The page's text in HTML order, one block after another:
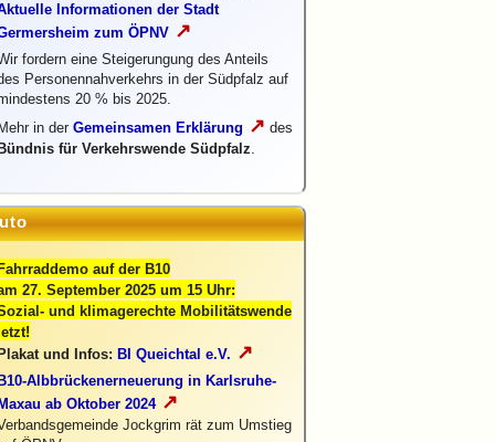
Informationen der Stadt
zum ÖPNV ↗
fordern eine Steigerungung des Anteils
Personennahverkehrs in der Südpfalz auf
20 % bis 2025.
in der Gemeinsamen Erklärung ↗ des
für Verkehrswende Südpfalz.
auf der B10
27. September 2025 um 15 Uhr:
und klimagerechte Mobilitätswende
und Infos: BI Queichtal e.V. ↗
Albbrückenerneuerung in Karlsruhe-
ab Oktober 2024↗
Jockgrim rät zum Umstieg